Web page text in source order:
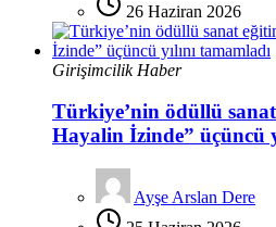
26 Haziran 2026
Girişimcilik Haber
Türkiye’nin ödüllü
Hayalin İzinde” üçüncü
Ayşe Arslan Dere